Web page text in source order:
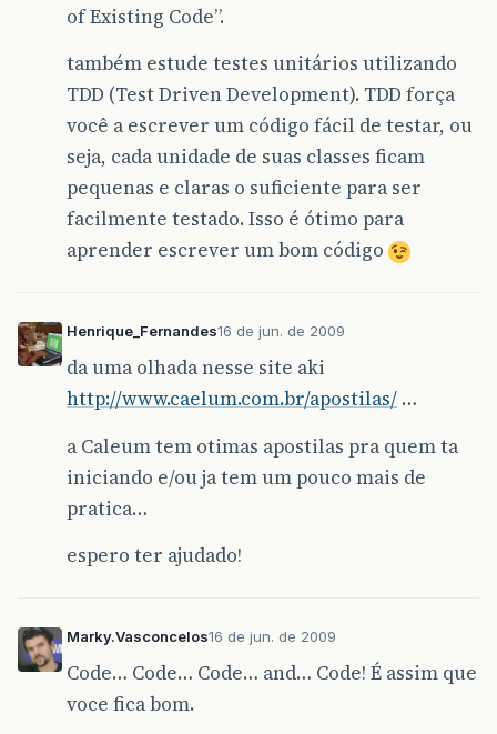
of Existing Code”.
também estude testes unitários utilizando
TDD (Test Driven Development). TDD força
você a escrever um código fácil de testar, ou
seja, cada unidade de suas classes ficam
pequenas e claras o suficiente para ser
facilmente testado. Isso é ótimo para
aprender escrever um bom código
Henrique_Fernandes16 de jun. de 2009
da uma olhada nesse site aki
http://www.caelum.com.br/apostilas/ …
a Caleum tem otimas apostilas pra quem ta
iniciando e/ou ja tem um pouco mais de
pratica…
espero ter ajudado!
Marky.Vasconcelos16 de jun. de 2009
Code… Code… Code… and… Code! É assim que
voce fica bom.